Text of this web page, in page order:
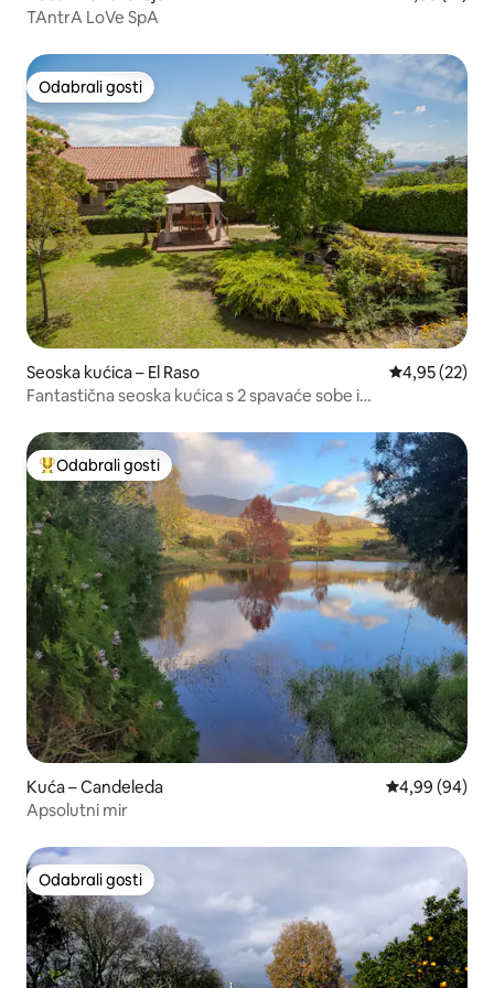
TAntrA LoVe SpA
Odabrali gosti
Odabrali gosti
Seoska kućica – El Raso Prosječna
4,95 (22)
Fantastična seoska kućica s 2 spavaće sobe i
Među najviše rangiranima s oznakom „Odabrali gosti”
Odabrali gosti
Kuća – Candeleda Prosječna
4,99 (94)
Apsolutni mir
Odabrali gosti
Odabrali gosti